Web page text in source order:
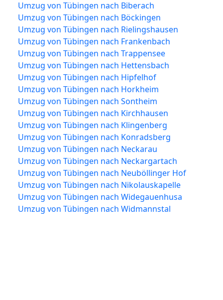
Umzug von Tübingen nach Biberach
Umzug von Tübingen nach Böckingen
Umzug von Tübingen nach Rielingshausen
Umzug von Tübingen nach Frankenbach
Umzug von Tübingen nach Trappensee
Umzug von Tübingen nach Hettensbach
Umzug von Tübingen nach Hipfelhof
Umzug von Tübingen nach Horkheim
Umzug von Tübingen nach Sontheim
Umzug von Tübingen nach Kirchhausen
Umzug von Tübingen nach Klingenberg
Umzug von Tübingen nach Konradsberg
Umzug von Tübingen nach Neckarau
Umzug von Tübingen nach Neckargartach
Umzug von Tübingen nach Neuböllinger Hof
Umzug von Tübingen nach Nikolauskapelle
Umzug von Tübingen nach Widegauenhusa
Umzug von Tübingen nach Widmannstal